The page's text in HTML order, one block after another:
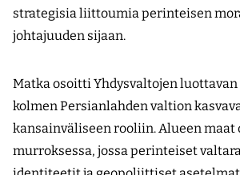
strategisia liittoumia perinteisen
johtajuuden sijaan.
Matka osoitti Yhdysvaltojen
kolmen Persianlahden valtion
kansainväliseen rooliin. Alueen maat
murroksessa, jossa perinteiset